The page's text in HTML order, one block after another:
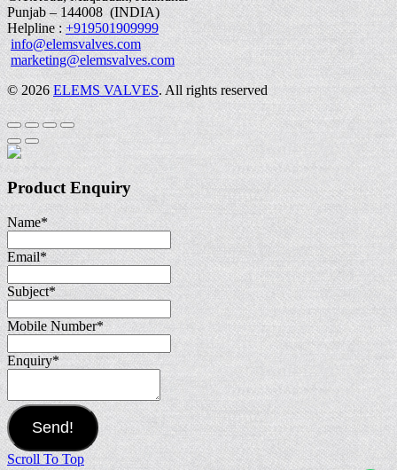
Punjab – 144008 (INDIA)
Helpline : +919501909999
info@elemsvalves.com
marketing@elemsvalves.com
© 2026 ELEMS VALVES. All rights reserved
Product Enquiry
Name*
Email*
Subject*
Mobile Number*
Enquiry*
Send!
Scroll To Top